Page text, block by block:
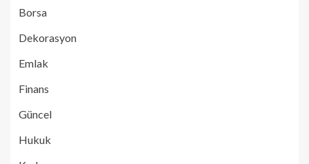
Borsa
Dekorasyon
Emlak
Finans
Güncel
Hukuk